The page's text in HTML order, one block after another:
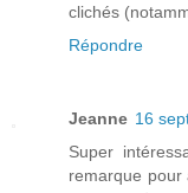
clichés
Répondre
Jeanne 16
Super
remarque pour